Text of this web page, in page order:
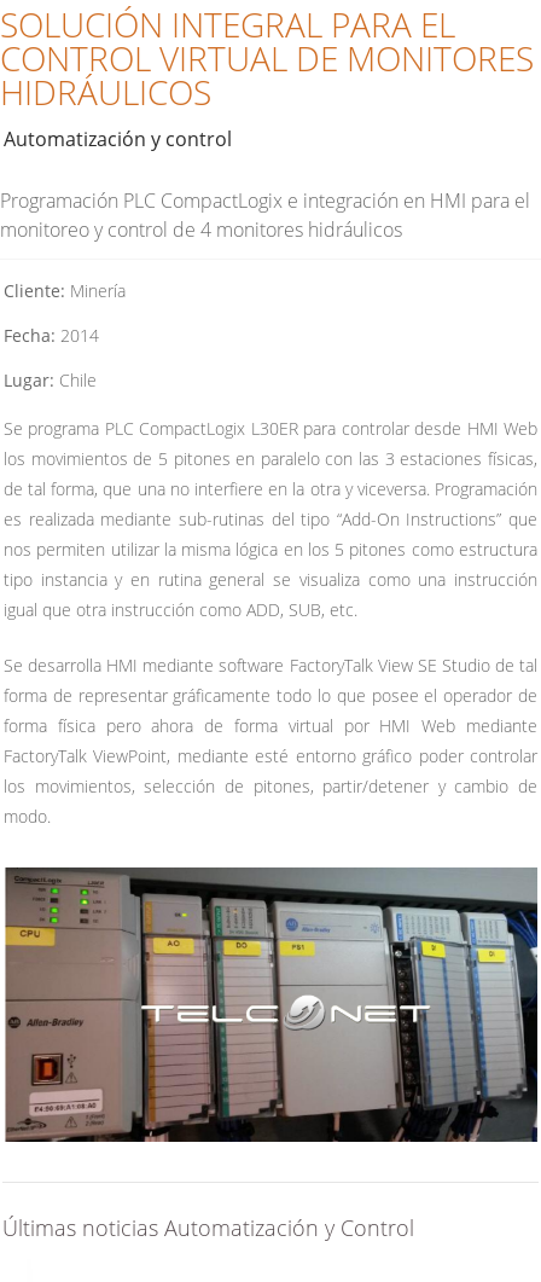
SOLUCIÓN INTEGRAL PARA EL
CONTROL VIRTUAL DE MONITORES
HIDRÁULICOS
Automatización y control
Programación PLC CompactLogix e integración en HMI para el
monitoreo y control de 4 monitores hidráulicos
Cliente: Minería
Fecha: 2014
Lugar: Chile
Se programa PLC CompactLogix L30ER para controlar desde HMI Web
los movimientos de 5 pitones en paralelo con las 3 estaciones físicas,
de tal forma, que una no interfiere en la otra y viceversa. Programación
es realizada mediante sub-rutinas del tipo “Add-On Instructions” que
nos permiten utilizar la misma lógica en los 5 pitones como estructura
tipo instancia y en rutina general se visualiza como una instrucción
igual que otra instrucción como ADD, SUB, etc.
Se desarrolla HMI mediante software FactoryTalk View SE Studio de tal
forma de representar gráficamente todo lo que posee el operador de
forma física pero ahora de forma virtual por HMI Web mediante
FactoryTalk ViewPoint, mediante esté entorno gráfico poder controlar
los movimientos, selección de pitones, partir/detener y cambio de
modo.
Últimas noticias Automatización y Control